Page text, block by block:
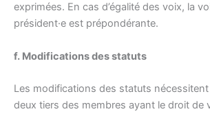
exprimées. En cas d’égalité des voix, la
président·e est prépondérante.
f. Modifications des statuts
Les modifications des statuts
deux tiers des membres ayant le droit de